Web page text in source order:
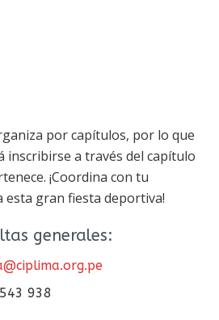
por capítulos, por lo que
inscribirse a través del capítulo
¡Coordina con tu
esta gran fiesta deportiva!
generales:
938